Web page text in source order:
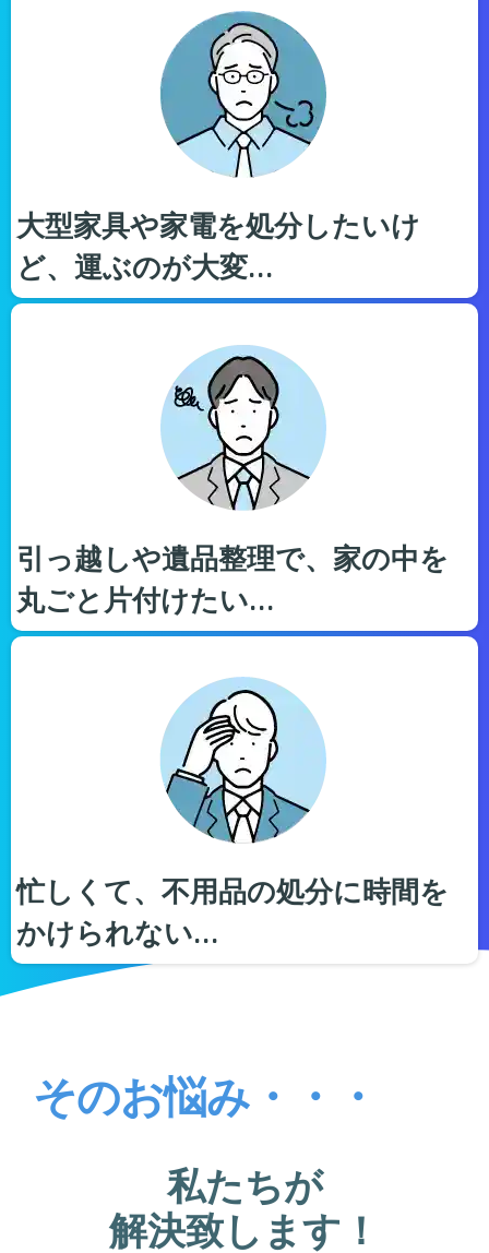
大型家具や家電を処分したいけ
ど、運ぶのが大変…
引っ越しや遺品整理で、家の中を
丸ごと片付けたい…
忙しくて、不用品の処分に時間を
かけられない…
そのお悩み・・・
私たちが
解決致します！